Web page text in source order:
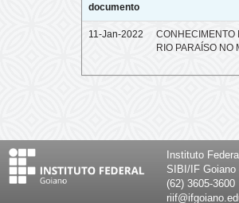
documento
11-Jan-2022
CONHECIMENTO
RIO PARAÍSO NO
Instituto
SIBI/IF
(62) 3605-3600